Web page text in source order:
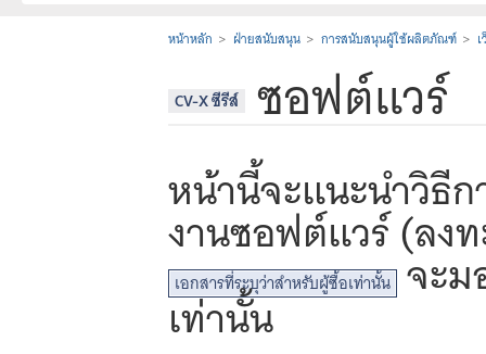
หน้าหลัก ฝ่ายสนับสนุน การสนับสนุนผู้ใช้ผลิตภัณฑ์
CV-X ซีรีส์ ซอฟต์แวร์
หน้านี้จะแนะนำวิธี
งานซอฟต์แวร์ (ลง
เอกสารที่ระบุว่าสำหรับผู้ซื้อเท่านั้น จะ
เท่านั้น